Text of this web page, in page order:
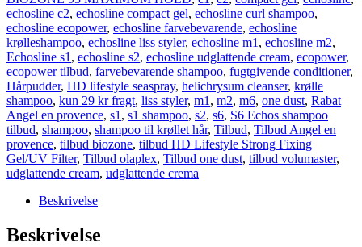
echosline c2, echosline compact gel, echosline curl shampoo,
echosline ecopower, echosline farvebevarende, echosline
krølleshampoo, echosline liss styler, echosline m1, echosline m2,
Echosline s1, echosline s2, echosline udglattende cream, ecopower,
ecopower tilbud, farvebevarende shampoo, fugtgivende conditioner,
Hårpudder, HD lifestyle seaspray, helichrysum cleanser, krølle
shampoo, kun 29 kr fragt, liss styler, m1, m2, m6, one dust, Rabat
Angel en provence, s1, s1 shampoo, s2, s6, S6 Echos shampoo
tilbud, shampoo, shampoo til krøllet hår, Tilbud, Tilbud Angel en
provence, tilbud biozone, tilbud HD Lifestyle Strong Fixing
Gel/UV Filter, Tilbud olaplex, Tilbud one dust, tilbud volumaster,
udglattende cream, udglattende crema
Beskrivelse
Beskrivelse